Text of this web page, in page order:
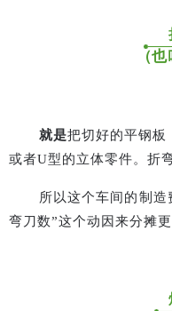
（
就是把切好的平钢板
或者U型的立体零件。折
所以这个车间的制
弯刀数”这个动因来分摊更